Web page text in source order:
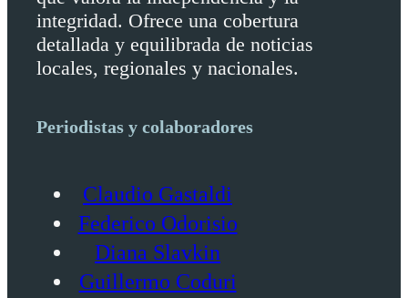
integridad. Ofrece una cobertura
detallada y equilibrada de noticias
locales, regionales y nacionales.
Periodistas y colaboradores
Claudio Gastaldi
Federico Odorisio
Diana Slavkin
Guillermo Coduri